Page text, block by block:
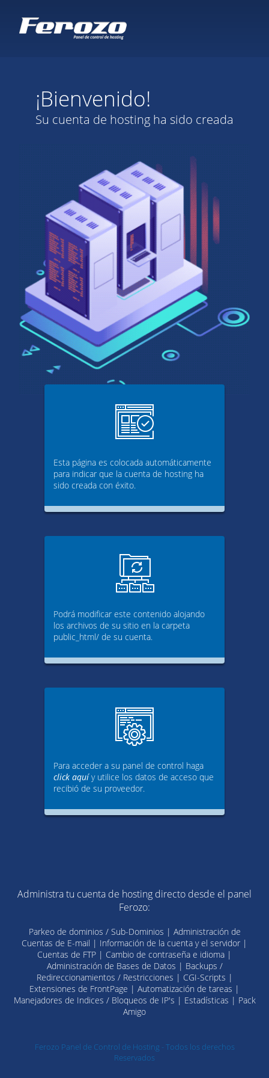
¡Bienvenido!
Su cuenta de hosting ha sido creada
Esta página es colocada automáticamente
para indicar que la cuenta de hosting ha
sido creada con éxito.
Podrá modificar este contenido alojando
los archivos de su sitio en la carpeta
public_html/ de su cuenta.
Para acceder a su panel de control haga
click aquíy utilice los datos de acceso que
recibió de su proveedor.
Administra tu cuenta de hosting directo desde el panel
Ferozo:
Parkeo de dominios / Sub-Dominios | Administración de
Cuentas de E-mail | Información de la cuenta y el servidor |
Cuentas de FTP | Cambio de contraseña e idioma |
Administración de Bases de Datos | Backups /
Redireccionamientos / Restricciones | CGI-Scripts |
Extensiones de FrontPage | Automatización de tareas |
Manejadores de Indices / Bloqueos de IP's | Estadísticas | Pack
Amigo
Ferozo Panel de Control de Hosting - Todos los derechos
Reservados